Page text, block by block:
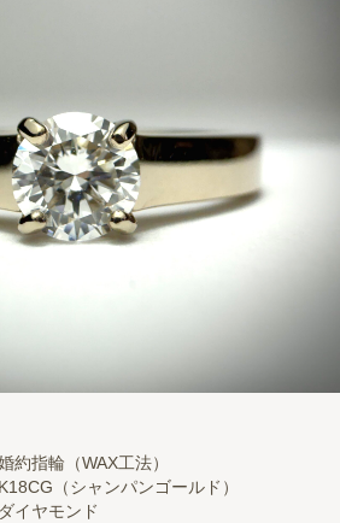
約指輪（WAX工法）
K18CG（シャンパンゴールド）
ダイヤモンド